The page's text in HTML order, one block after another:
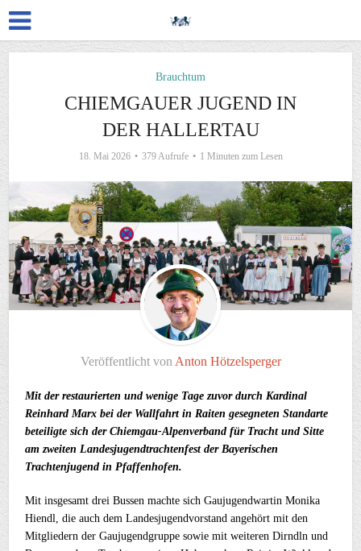
Brauchtum
CHIEMGAUER JUGEND IN
DER HALLERTAU
18. Mai 2026 379 Aufrufe 1 Minuten zum Lesen
Veröffentlicht von Anton Hötzelsperger
Mit der restaurierten und wenige Tage zuvor durch Kardinal
Reinhard Marx bei der Wallfahrt in Raiten gesegneten Standarte
beteiligte sich der Chiemgau-Alpenverband für Tracht und Sitte
am zweiten Landesjugendtrachtenfest der Bayerischen
Trachtenjugend in Pfaffenhofen.
Mit insgesamt drei Bussen machte sich Gaujugendwartin Monika
Hiendl, die auch dem Landesjugendvorstand angehört mit den
Mitgliedern der Gaujugendgruppe sowie mit weiteren Dirndln und